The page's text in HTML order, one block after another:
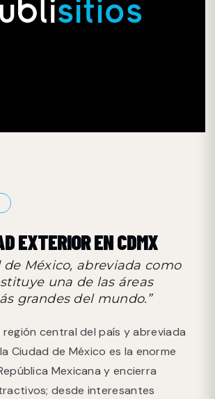
EXTERIOR EN CDMX
de México, abreviada como
una de las áreas
grandes del mundo.”
región central del país y abreviada
Ciudad de México es la enorme
Mexicana y encierra
desde interesantes